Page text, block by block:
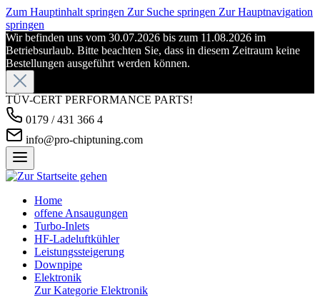
Zum Hauptinhalt springen Zur Suche springen Zur Hauptnavigation
springen
Wir befinden uns vom 30.07.2026 bis zum 11.08.2026 im
Betriebsurlaub. Bitte beachten Sie, dass in diesem Zeitraum keine
Bestellungen ausgeführt werden können.
TÜV-CERT PERFORMANCE PARTS!
0179 / 431 366 4
info@pro-chiptuning.com
Home
offene Ansaugungen
Turbo-Inlets
HF-Ladeluftkühler
Leistungssteigerung
Downpipe
Elektronik
Zur Kategorie Elektronik